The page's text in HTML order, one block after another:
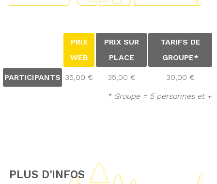
PRIX
WEB
PRIX SUR
PLACE
TARIFS DE
GROUPE*
PARTICIPANTS 35,00 € 35,00 € 30,00 €
* Groupe = 5 personnes et +
PLUS D'INFOS